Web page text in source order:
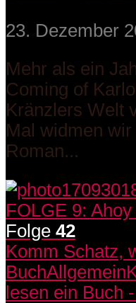
23. Dezember
Mehr als ein
Coming of
Kränzlers Welt
Mal widmen
Roman...
Folge 42
Komm Schatz,
BuchAllgemein
lesen ein Buch